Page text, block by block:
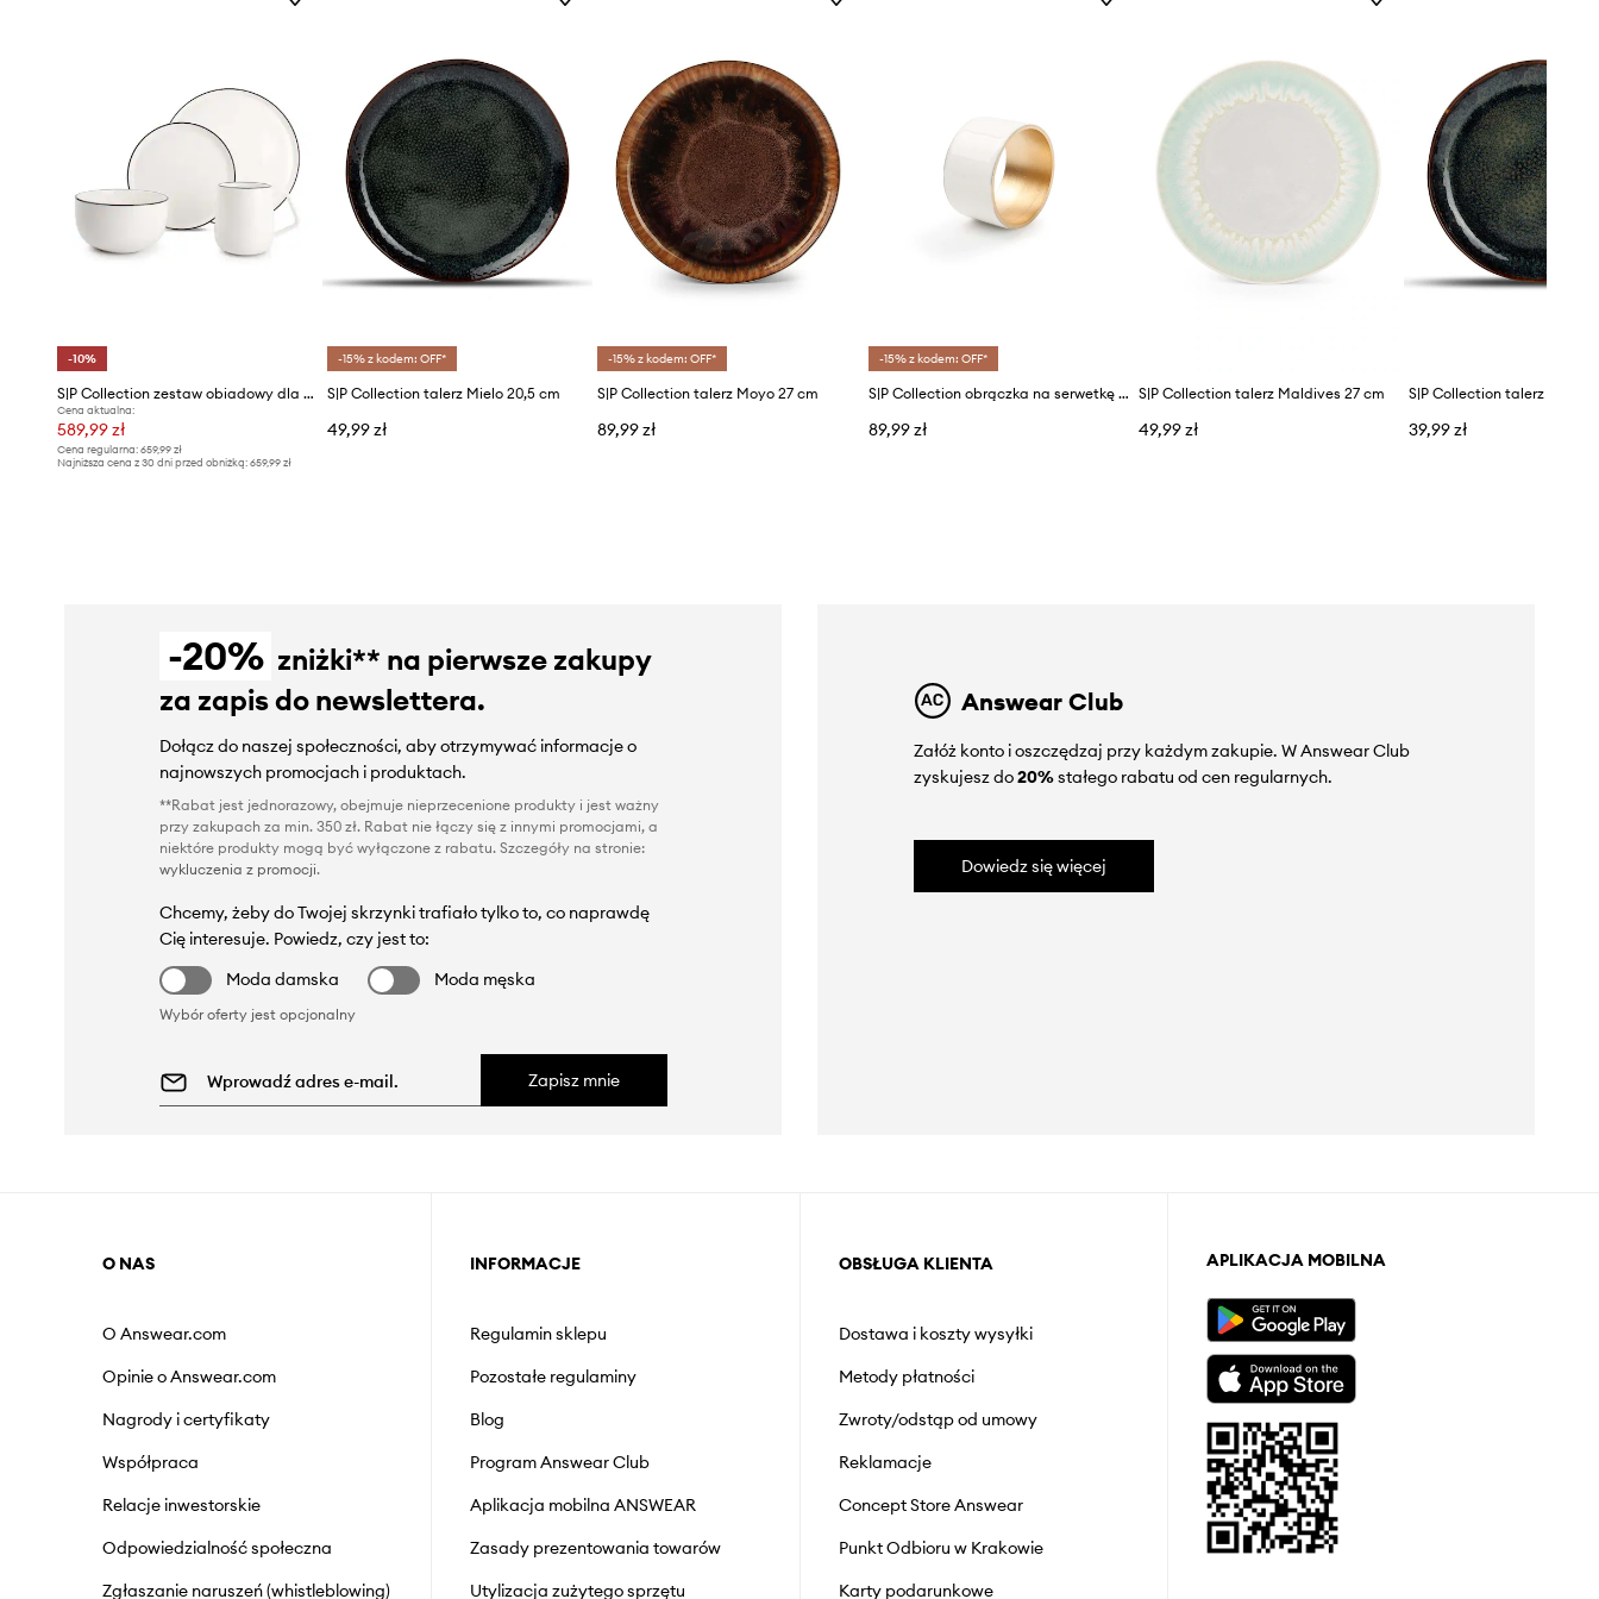
-10%
S|P Collection zestaw obiadowy dla 4 os. Studio Base 16-pack
Cena aktualna:
589,99 zł
Cena regularna: 659,99 zł
Najniższa cena z 30 dni przed obniżką: 659,99 zł
-15% z kodem: OFF*
S|P Collection talerz Mielo 20,5 cm
49,99 zł
-15% z kodem: OFF*
S|P Collection talerz Moyo 27 cm
89,99 zł
-15% z kodem: OFF*
S|P Collection obrączka na serwetkę Centro 4-pack
89,99 zł
S|P Collection talerz Maldives 27 cm
49,99 zł
S|P Collection talerz Mielo
39,99 zł
-20% zniżki** na pierwsze zakupy
za zapis do newslettera.
Dołącz do naszej społeczności, aby otrzymywać informacje o
najnowszych promocjach i produktach.
**Rabat jest jednorazowy, obejmuje nieprzecenione produkty i jest ważny
przy zakupach za min. 350 zł. Rabat nie łączy się z innymi promocjami, a
niektóre produkty mogą być wyłączone z rabatu. Szczegóły na stronie:
wykluczenia z promocji.
Chcemy, żeby do Twojej skrzynki trafiało tylko to, co naprawdę
Cię interesuje. Powiedz, czy jest to:
Moda damska
Moda męska
Wybór oferty jest opcjonalny
Zapisz mnie
Answear Club
Załóż konto i oszczędzaj przy każdym zakupie. W Answear Club
zyskujesz do20%stałego rabatu od cen regularnych.
Dowiedz się więcej
O NAS
O Answear.com
Opinie o Answear.com
Nagrody i certyfikaty
Współpraca
Relacje inwestorskie
Odpowiedzialność społeczna
Zgłaszanie naruszeń (whistleblowing)
INFORMACJE
Regulamin sklepu
Pozostałe regulaminy
Blog
Program Answear Club
Aplikacja mobilna ANSWEAR
Zasady prezentowania towarów
Utylizacja zużytego sprzętu
OBSŁUGA KLIENTA
Dostawa i koszty wysyłki
Metody płatności
Zwroty/odstąp od umowy
Reklamacje
Concept Store Answear
Punkt Odbioru w Krakowie
Karty podarunkowe
APLIKACJA MOBILNA